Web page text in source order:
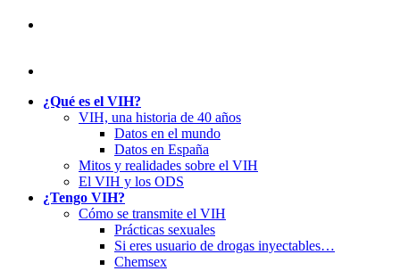
¿Qué es el VIH?
VIH, una historia de 40 años
Datos en el mundo
Datos en España
Mitos y realidades sobre el VIH
El VIH y los ODS
¿Tengo VIH?
Cómo se transmite el VIH
Prácticas sexuales
Si eres usuario de drogas inyectables…
Chemsex